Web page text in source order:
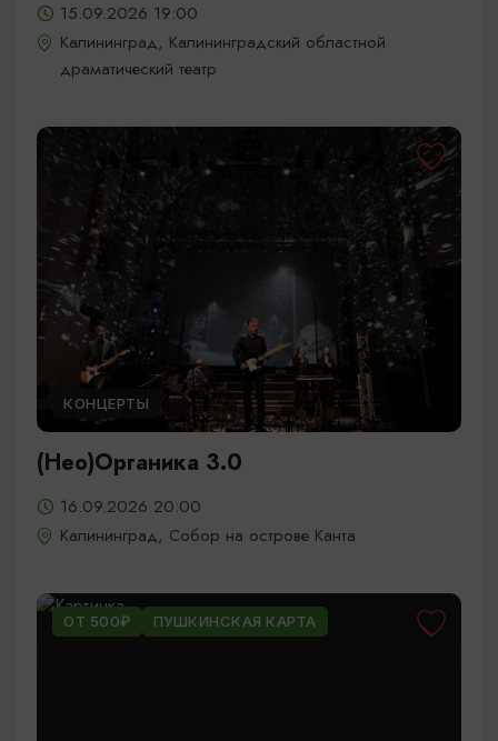
15.09.2026 19:00
Калининград, Калининградский областной
драматический театр
КОНЦЕРТЫ
(Нео)Органика 3.0
16.09.2026 20:00
Калининград, Собор на острове Канта
ОТ 500₽ ПУШКИНСКАЯ КАРТА